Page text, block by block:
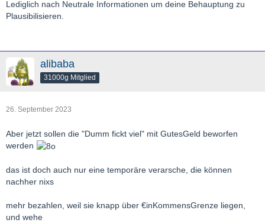
Lediglich nach Neutrale Informationen um deine Behauptung zu
Plausibilisieren.
alibaba
31000g Mitglied
26. September 2023
Aber jetzt sollen die "Dumm fickt viel" mit GutesGeld beworfen
werden
das ist doch auch nur eine temporäre verarsche, die können
nachher nixs
mehr bezahlen, weil sie knapp über €inKommensGrenze liegen,
und wehe